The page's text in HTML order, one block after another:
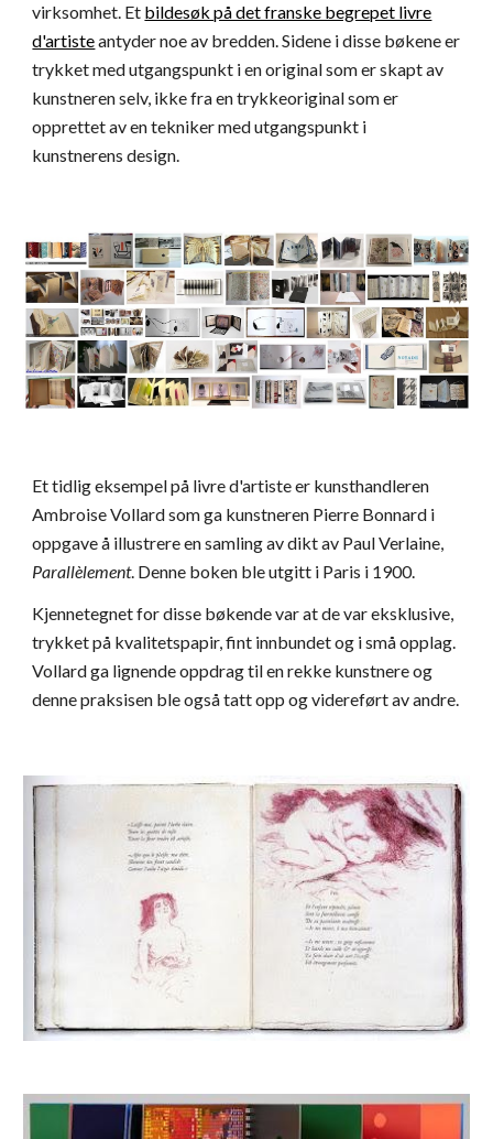
virksomhet. Et bildesøk på det franske begrepet livre
d'artisteantyder noe av bredden. Sidene i disse bøkene er
trykket med utgangspunkt i en original som er skapt av
kunstneren selv, ikke fra en trykkeoriginal som er
opprettet av en tekniker med utgangspunkt i
kunstnerens design.
Et tidlig eksempel på livre d'artiste er kunsthandleren
Ambroise Vollard som ga kunstneren Pierre Bonnard i
oppgave å illustrere en samling av dikt av Paul Verlaine,
Parallèlement. Denne boken ble utgitt i Paris i 1900.
Kjennetegnet for disse bøkende var at de var eksklusive,
trykket på kvalitetspapir, fint innbundet og i små opplag.
Vollard ga lignende oppdrag til en rekke kunstnere og
denne praksisen ble også tatt opp og videreført av andre.